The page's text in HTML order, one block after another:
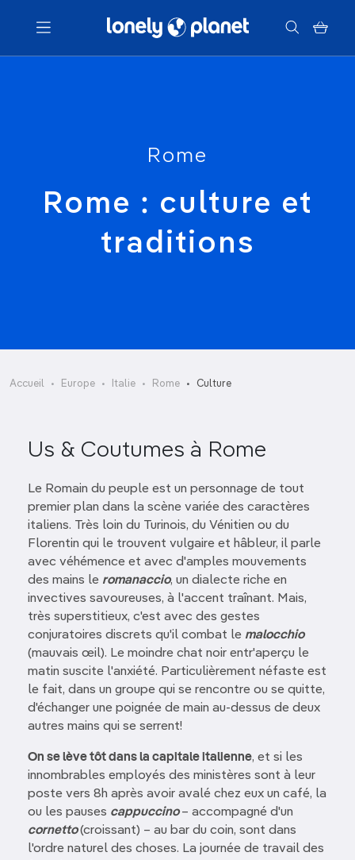
Menu
Rome
Rome : culture et
traditions
Accueil Europe Italie Rome Culture
Us & Coutumes à Rome
Le Romain du peuple est un personnage de tout
premier plan dans la scène variée des caractères
italiens. Très loin du Turinois, du Vénitien ou du
Florentin qui le trouvent vulgaire et hâbleur, il parle
avec véhémence et avec d'amples mouvements
des mains le romanaccio, un dialecte riche en
invectives savoureuses, à l'accent traînant. Mais,
très superstitieux, c'est avec des gestes
conjuratoires discrets qu'il combat le malocchio
(mauvais œil). Le moindre chat noir entr'aperçu le
matin suscite l'anxiété. Particulièrement néfaste est
le fait, dans un groupe qui se rencontre ou se quitte,
d'échanger une poignée de main au-dessus de deux
autres mains qui se serrent!
On se lève tôt dans la capitale italienne, et si les
innombrables employés des ministères sont à leur
poste vers 8h après avoir avalé chez eux un café, la
ou les pauses cappuccino – accompagné d'un
cornetto(croissant) – au bar du coin, sont dans
l'ordre naturel des choses. La journée de travail des